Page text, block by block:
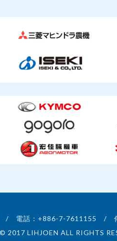
/ 電話：+886-7-7611155 /
2017 LIHJOEN ALL RIGHTS